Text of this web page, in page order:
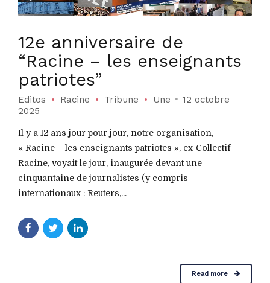
12e anniversaire de
“Racine – les enseignants
patriotes”
Editos Racine Tribune Une
12 octobre
2025
Il y a 12 ans jour pour jour, notre organisation,
« Racine – les enseignants patriotes », ex-Collectif
Racine, voyait le jour, inaugurée devant une
cinquantaine de journalistes (y compris
internationaux : Reuters,...
Read more